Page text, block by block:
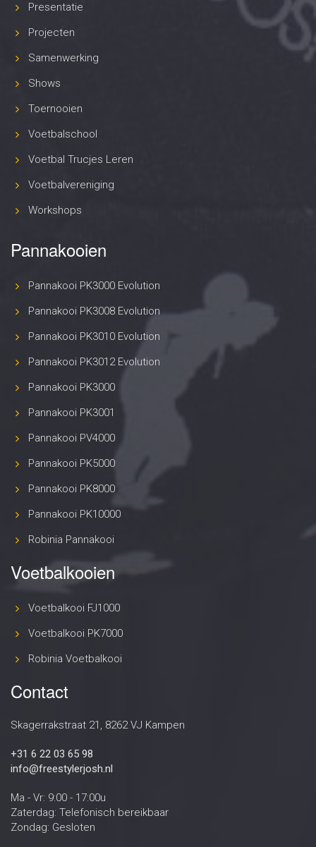
Presentatie
Projecten
Samenwerking
Shows
Toernooien
Voetbalschool
Voetbal Trucjes Leren
Voetbalvereniging
Workshops
Pannakooien
Pannakooi PK3000 Evolution
Pannakooi PK3008 Evolution
Pannakooi PK3010 Evolution
Pannakooi PK3012 Evolution
Pannakooi PK3000
Pannakooi PK3001
Pannakooi PV4000
Pannakooi PK5000
Pannakooi PK8000
Pannakooi PK10000
Robinia Pannakooi
Voetbalkooien
Voetbalkooi FJ1000
Voetbalkooi PK7000
Robinia Voetbalkooi
Contact
Skagerrakstraat 21, 8262 VJ Kampen
+31 6 22 03 65 98
info@freestylerjosh.nl
Ma - Vr: 9:00 - 17:00u
Zaterdag: Telefonisch bereikbaar
Zondag: Gesloten